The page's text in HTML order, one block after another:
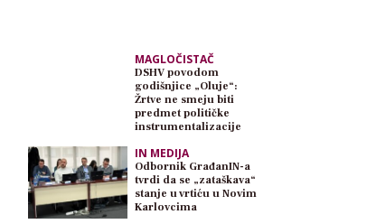
MAGLOČISTAČ
DSHV povodom
godišnjice „Oluje“:
Žrtve ne smeju biti
predmet političke
instrumentalizacije
IN MEDIJA
Odbornik GrađanIN-a
tvrdi da se „zataškava“
stanje u vrtiću u Novim
Karlovcima